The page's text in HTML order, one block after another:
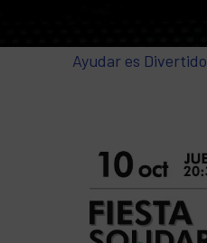
Ayudar es Divertido